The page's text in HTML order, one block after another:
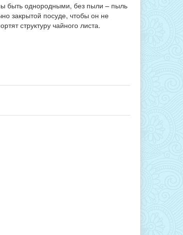
быть однородными, без пыли – пыль
закрытой посуде, чтобы он не
структуру чайного листа.